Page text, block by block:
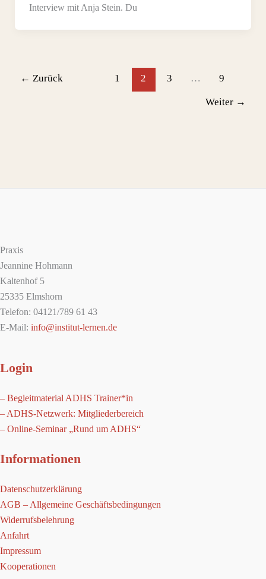
Interview mit Anja Stein. Du
← Zurück 1 2 3 … 9
Weiter →
Praxis
Jeannine Hohmann
Kaltenhof 5
25335 Elmshorn
Telefon: 04121/789 61 43
E-Mail: info@institut-lernen.de
Login
– Begleitmaterial ADHS Trainer*in
– ADHS-Netzwerk: Mitgliederbereich
– Online-Seminar „Rund um ADHS“
Informationen
Datenschutzerklärung
AGB – Allgemeine Geschäftsbedingungen
Widerrufsbelehrung
Anfahrt
Impressum
Kooperationen